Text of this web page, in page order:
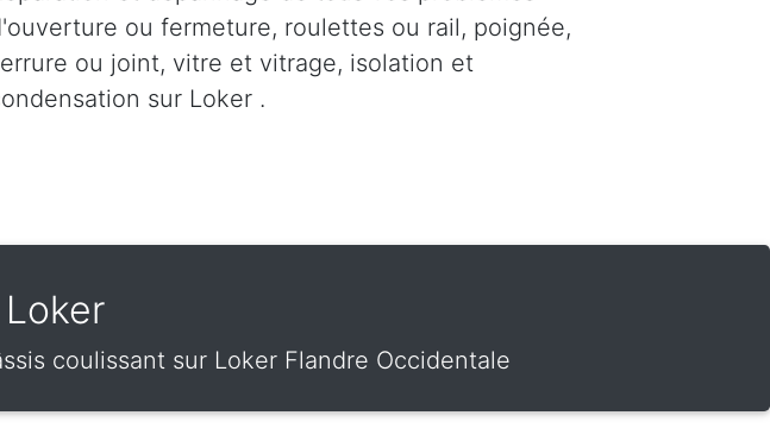
ou fermeture, roulettes ou rail, poignée,
ou joint, vitre et vitrage, isolation et
sur Loker .
coulissant sur Loker Flandre Occidentale